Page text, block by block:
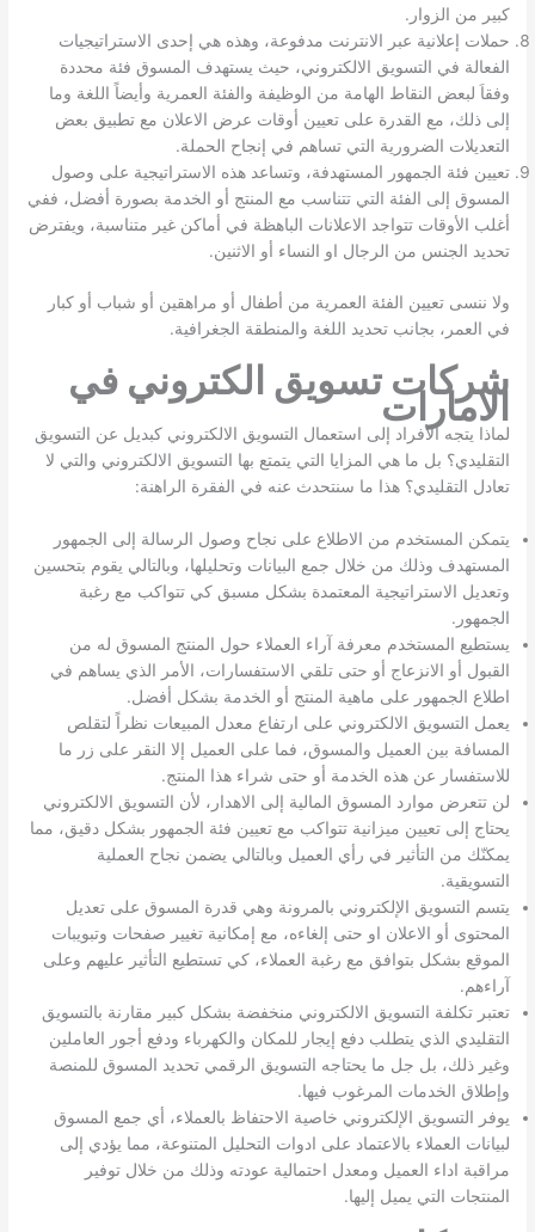
كبير من الزوار.
حملات إعلانية عبر الانترنت مدفوعة، وهذه هي إحدى الاستراتيجيات
الفعالة في التسويق الالكتروني، حيث يستهدف المسوق فئة محددة
وفقاَ لبعض النقاط الهامة من الوظيفة والفئة العمرية وأيضاً اللغة وما
إلى ذلك، مع القدرة على تعيين أوقات عرض الاعلان مع تطبيق بعض
التعديلات الضرورية التي تساهم في إنجاح الحملة.
تعيين فئة الجمهور المستهدفة، وتساعد هذه الاستراتيجية على وصول
المسوق إلى الفئة التي تتناسب مع المنتج أو الخدمة بصورة أفضل، ففي
أغلب الأوقات تتواجد الاعلانات الباهظة في أماكن غير متناسبة، ويفترض
تحديد الجنس من الرجال او النساء أو الاثنين.
ولا ننسى تعيين الفئة العمرية من أطفال أو مراهقين أو شباب أو كبار
في العمر، بجانب تحديد اللغة والمنطقة الجغرافية.
شركات تسويق الكتروني في
الامارات
لماذا يتجه الأفراد إلى استعمال التسويق الالكتروني كبديل عن التسويق
التقليدي؟ بل ما هي المزايا التي يتمتع بها التسويق الالكتروني والتي لا
تعادل التقليدي؟ هذا ما سنتحدث عنه في الفقرة الراهنة:
يتمكن المستخدم من الاطلاع على نجاح وصول الرسالة إلى الجمهور
المستهدف وذلك من خلال جمع البيانات وتحليلها، وبالتالي يقوم بتحسين
وتعديل الاستراتيجية المعتمدة بشكل مسبق كي تتواكب مع رغبة
الجمهور.
يستطيع المستخدم معرفة آراء العملاء حول المنتج المسوق له من
القبول أو الانزعاج أو حتى تلقي الاستفسارات، الأمر الذي يساهم في
اطلاع الجمهور على ماهية المنتج أو الخدمة بشكل أفضل.
يعمل التسويق الالكتروني على ارتفاع معدل المبيعات نظراً لتقلص
المسافة بين العميل والمسوق، فما على العميل إلا النقر على زر ما
للاستفسار عن هذه الخدمة أو حتى شراء هذا المنتج.
لن تتعرض موارد المسوق المالية إلى الاهدار، لأن التسويق الالكتروني
يحتاج إلى تعيين ميزانية تتواكب مع تعيين فئة الجمهور بشكل دقيق، مما
يمكنّك من التأثير في رأي العميل وبالتالي يضمن نجاح العملية
التسويقية.
يتسم التسويق الإلكتروني بالمرونة وهي قدرة المسوق على تعديل
المحتوى أو الاعلان او حتى إلغاءه، مع إمكانية تغيير صفحات وتبويبات
الموقع بشكل بتوافق مع رغبة العملاء، كي تستطيع التأثير عليهم وعلى
آراءهم.
تعتبر تكلفة التسويق الالكتروني منخفضة بشكل كبير مقارنة بالتسويق
التقليدي الذي يتطلب دفع إيجار للمكان والكهرباء ودفع أجور العاملين
وغير ذلك، بل جل ما يحتاجه التسويق الرقمي تحديد المسوق للمنصة
وإطلاق الخدمات المرغوب فيها.
يوفر التسويق الإلكتروني خاصية الاحتفاظ بالعملاء، أي جمع المسوق
لبيانات العملاء بالاعتماد على ادوات التحليل المتنوعة، مما يؤدي إلى
مراقبة اداء العميل ومعدل احتمالية عودته وذلك من خلال توفير
المنتجات التي يميل إليها.